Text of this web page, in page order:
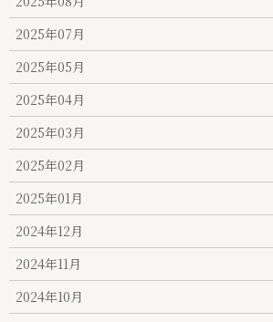
2025年07月
2025年05月
2025年04月
2025年03月
2025年02月
2025年01月
2024年12月
2024年11月
2024年10月